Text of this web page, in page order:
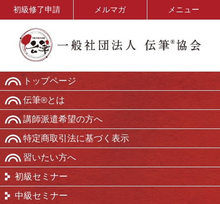
初級修了申請 メルマガ メニュー
トップページ
伝筆®とは
講師派遣希望の方へ
特定商取引法に基づく表示
習いたい方へ
初級セミナー
中級セミナー